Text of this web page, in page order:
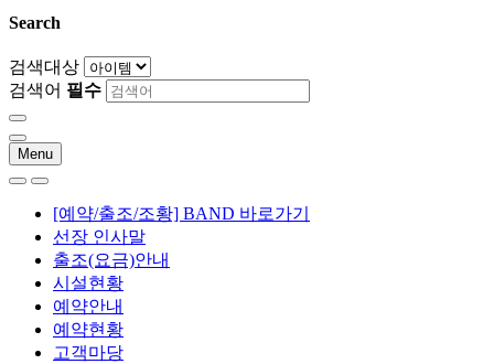
Search
검색대상
검색어 필수
Menu
[예약/출조/조황] BAND 바로가기
선장 인사말
출조(요금)안내
시설현황
예약안내
예약현황
고객마당